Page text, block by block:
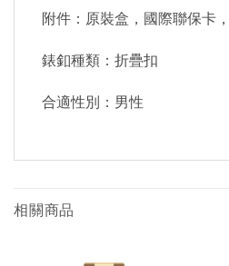
附件：原裝盒，國際聯保卡
錶釦種類：折疊扣
合適性別：男性
相關商品